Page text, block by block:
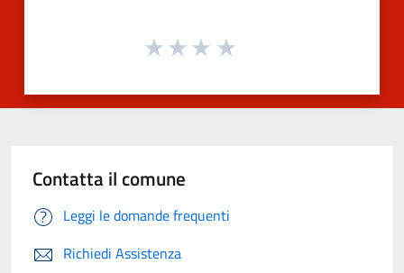
Contatta il comune
Leggi le domande frequenti
Richiedi Assistenza